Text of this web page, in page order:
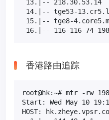
13.|--
14.|-- tge53-
15.|-- tge8-
16.|-- 116-116-74-
香港路由追踪
root@hk:~# mtr -rw
Start: Wed May 10
HOST: